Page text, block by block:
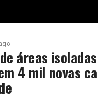
áreas
4 mil novas